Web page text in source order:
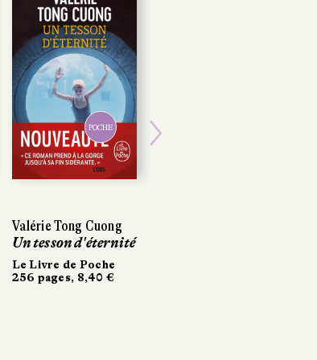
POCHE
Valérie Tong Cuong
Un tesson d'éternité
Le Livre de Poche
256 pages, 8,40 €
POCHE
Valérie Tong Cuong
Un tesson d'éternité
Le Livre de Poche
256 pages, 8,40 €